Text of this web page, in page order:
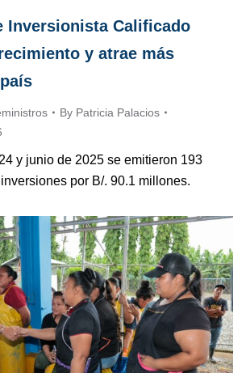
Inversionista Calificado
y atrae más
By Patricia Palacios
y junio de 2025 se emitieron 193
por B/. 90.1 millones.